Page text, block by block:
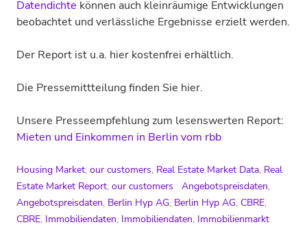
Datendichte können auch kleinräumige Entwicklungen
beobachtet und verlässliche Ergebnisse erzielt werden.
Der Report ist u.a. hier kostenfrei erhältlich.
Die Pressemittteilung finden Sie hier.
Unsere Presseempfehlung zum lesenswerten Report:
Mieten und Einkommen in Berlin vom rbb
Housing Market, our customers, Real Estate Market Data, Real
Estate Market Report, our customers Angebotspreisdaten,
Angebotspreisdaten, Berlin Hyp AG, Berlin Hyp AG, CBRE,
CBRE, Immobiliendaten, Immobiliendaten, Immobilienmarkt